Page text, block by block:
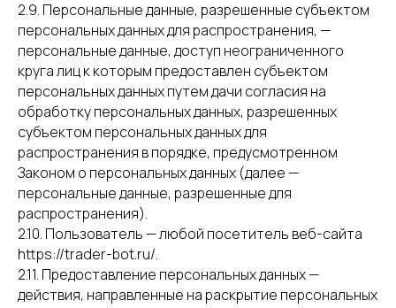
2.9. Персональные данные, разрешенные субъектом
персональных данных для распространения, —
персональные данные, доступ неограниченного
круга лиц к которым предоставлен субъектом
персональных данных путем дачи согласия на
обработку персональных данных, разрешенных
субъектом персональных данных для
распространения в порядке, предусмотренном
Законом о персональных данных (далее —
персональные данные, разрешенные для
распространения).
2.10. Пользователь — любой посетитель веб-сайта
https://trader-bot.ru/.
2.11. Предоставление персональных данных —
действия, направленные на раскрытие персональных